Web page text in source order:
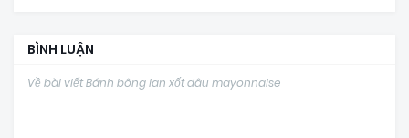
BÌNH LUẬN
Về bài viết Bánh bông lan xốt dâu mayonnaise